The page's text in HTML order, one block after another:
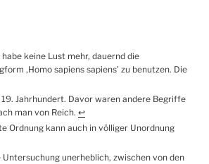
keine Lust mehr, dauernd die
‚Homo sapiens sapiens’ zu benutzen. Die
Jahrhundert. Davor waren andere Begriffe
man von Reich. ↩︎
Ordnung kann auch in völliger Unordnung
Untersuchung unerheblich, zwischen von den